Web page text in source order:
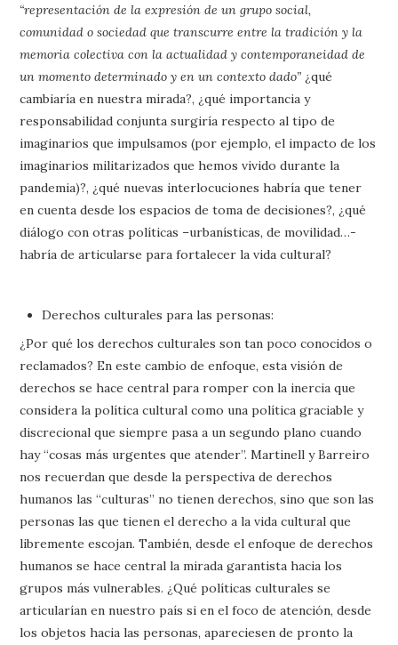
“representación de la expresión de un grupo social,
comunidad o sociedad que transcurre entre la tradición y la
memoria colectiva con la actualidad y contemporaneidad de
un momento determinado y en un contexto dado” ¿qué
cambiaría en nuestra mirada?, ¿qué importancia y
responsabilidad conjunta surgiría respecto al tipo de
imaginarios que impulsamos (por ejemplo, el impacto de los
imaginarios militarizados que hemos vivido durante la
pandemia)?, ¿qué nuevas interlocuciones habría que tener
en cuenta desde los espacios de toma de decisiones?, ¿qué
diálogo con otras políticas –urbanísticas, de movilidad…-
habría de articularse para fortalecer la vida cultural?
Derechos culturales para las personas:
¿Por qué los derechos culturales son tan poco conocidos o
reclamados? En este cambio de enfoque, esta visión de
derechos se hace central para romper con la inercia que
considera la política cultural como una política graciable y
discrecional que siempre pasa a un segundo plano cuando
hay “cosas más urgentes que atender”. Martinell y Barreiro
nos recuerdan que desde la perspectiva de derechos
humanos las “culturas” no tienen derechos, sino que son las
personas las que tienen el derecho a la vida cultural que
libremente escojan. También, desde el enfoque de derechos
humanos se hace central la mirada garantista hacia los
grupos más vulnerables. ¿Qué políticas culturales se
articularían en nuestro país si en el foco de atención, desde
los objetos hacia las personas, apareciesen de pronto la